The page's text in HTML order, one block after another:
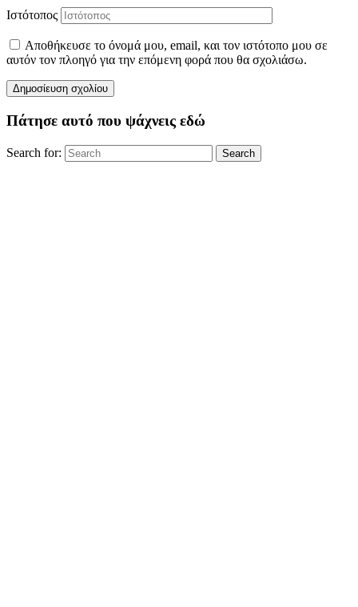
Ιστότοπος
Αποθήκευσε το όνομά μου, email, και τον ιστότοπο μου σε
αυτόν τον πλοηγό για την επόμενη φορά που θα σχολιάσω.
Πάτησε αυτό που ψάχνεις εδώ
Search for: Search